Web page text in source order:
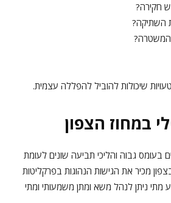
חקירה?
השתיקה?
המשטרה?
שיכולות להוביל להפללה עצמית.
במחוז הצפון
בעומס גבוה והליכי תביעה שונים לעומת
מכיר את הגישות הנהוגות בפרקליטות
מתי ניתן לנהל משא ומתן משמעותי ומתי